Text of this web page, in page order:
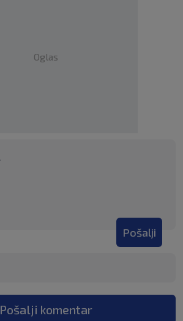
Oglas
Pošalji
Pošalji komentar